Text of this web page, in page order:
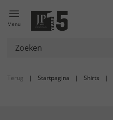
Menu
Terug | Startpagina | Shirts |